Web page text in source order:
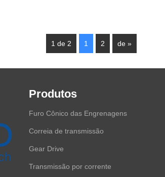
1 de 2 1 2 de »
Produtos
Furo Cônico das Engrenagens
Correia de transmissão
Gear Drive
Transmissão por corrente